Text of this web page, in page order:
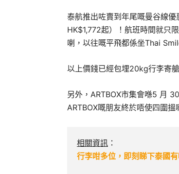
泰航推出咗賣到年尾嘅曼谷線
HK$1,772起）！航班時間就只
喇，以往嘅平飛都係坐Thai
以上價錢已經包埋20kg行李寄
另外，ARTBOX市集會喺5 月
ARTBOX嘅朋友終於唔使四圍搵
相關資訊 ：
行李咁多位，即刻睇下泰國有